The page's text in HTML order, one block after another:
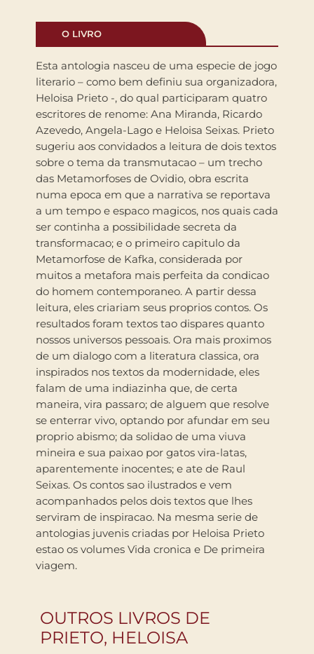
O LIVRO
Esta antologia nasceu de uma especie de jogo
literario – como bem definiu sua organizadora,
Heloisa Prieto -, do qual participaram quatro
escritores de renome: Ana Miranda, Ricardo
Azevedo, Angela-Lago e Heloisa Seixas. Prieto
sugeriu aos convidados a leitura de dois textos
sobre o tema da transmutacao – um trecho
das Metamorfoses de Ovidio, obra escrita
numa epoca em que a narrativa se reportava
a um tempo e espaco magicos, nos quais cada
ser continha a possibilidade secreta da
transformacao; e o primeiro capitulo da
Metamorfose de Kafka, considerada por
muitos a metafora mais perfeita da condicao
do homem contemporaneo. A partir dessa
leitura, eles criariam seus proprios contos. Os
resultados foram textos tao dispares quanto
nossos universos pessoais. Ora mais proximos
de um dialogo com a literatura classica, ora
inspirados nos textos da modernidade, eles
falam de uma indiazinha que, de certa
maneira, vira passaro; de alguem que resolve
se enterrar vivo, optando por afundar em seu
proprio abismo; da solidao de uma viuva
mineira e sua paixao por gatos vira-latas,
aparentemente inocentes; e ate de Raul
Seixas. Os contos sao ilustrados e vem
acompanhados pelos dois textos que lhes
serviram de inspiracao. Na mesma serie de
antologias juvenis criadas por Heloisa Prieto
estao os volumes Vida cronica e De primeira
viagem.
OUTROS LIVROS DE
PRIETO, HELOISA